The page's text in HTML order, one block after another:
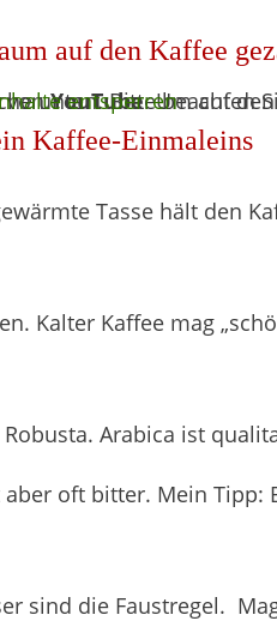
auf den Kaffee
vonYouTube
entsperren
Kaffee-Einmaleins
Tasse hält den
Kalter Kaffee mag
Arabica ist
oft bitter. Mein Tipp:
sind die Faustregel.